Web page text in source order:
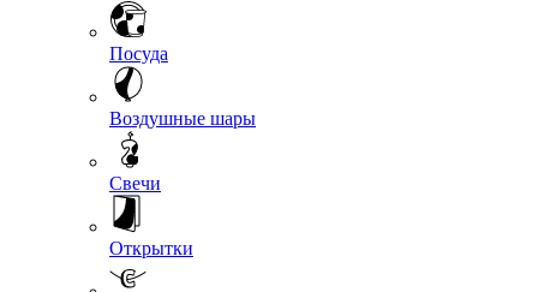
Посуда
Воздушные шары
Свечи
Открытки